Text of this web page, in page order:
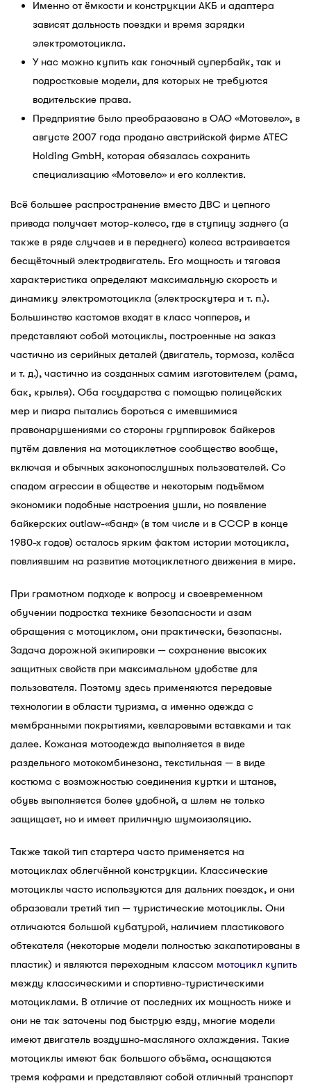
Именно от ёмкости и конструкции АКБ и адаптера
зависят дальность поездки и время зарядки
электромотоцикла.
У нас можно купить как гоночный супербайк, так и
подростковые модели, для которых не требуются
водительские права.
Предприятие было преобразовано в ОАО «Мотовело», в
августе 2007 года продано австрийской фирме ATEC
Holding GmbH, которая обязалась сохранить
специализацию «Мотовело» и его коллектив.
Всё большее распространение вместо ДВС и цепного
привода получает мотор-колесо, где в ступицу заднего (а
также в ряде случаев и в переднего) колеса встраивается
бесщёточный электродвигатель. Его мощность и тяговая
характеристика определяют максимальную скорость и
динамику электромотоцикла (электроскутера и т. п.).
Большинство кастомов входят в класс чопперов, и
представляют собой мотоциклы, построенные на заказ
частично из серийных деталей (двигатель, тормоза, колёса
и т. д.), частично из созданных самим изготовителем (рама,
бак, крылья). Оба государства с помощью полицейских
мер и пиара пытались бороться с имевшимися
правонарушениями со стороны группировок байкеров
путём давления на мотоциклетное сообщество вообще,
включая и обычных законопослушных пользователей. Со
спадом агрессии в обществе и некоторым подъёмом
экономики подобные настроения ушли, но появление
байкерских outlaw-«банд» (в том числе и в СССР в конце
1980-х годов) осталось ярким фактом истории мотоцикла,
повлиявшим на развитие мотоциклетного движения в мире.
При грамотном подходе к вопросу и своевременном
обучении подростка технике безопасности и азам
обращения с мотоциклом, они практически, безопасны.
Задача дорожной экипировки — сохранение высоких
защитных свойств при максимальном удобстве для
пользователя. Поэтому здесь применяются передовые
технологии в области туризма, а именно одежда с
мембранными покрытиями, кевларовыми вставками и так
далее. Кожаная мотоодежда выполняется в виде
раздельного мотокомбинезона, текстильная — в виде
костюма с возможностью соединения куртки и штанов,
обувь выполняется более удобной, а шлем не только
защищает, но и имеет приличную шумоизоляцию.
Также такой тип стартера часто применяется на
мотоциклах облегчённой конструкции. Классические
мотоциклы часто используются для дальних поездок, и они
образовали третий тип — туристические мотоциклы. Они
отличаются большой кубатурой, наличием пластикового
обтекателя (некоторые модели полностью закапотированы в
пластик) и являются переходным классом мотоцикл купить
между классическими и спортивно-туристическими
мотоциклами. В отличие от последних их мощность ниже и
они не так заточены под быструю езду, многие модели
имеют двигатель воздушно-масляного охлаждения. Такие
мотоциклы имеют бак большого объёма, оснащаются
тремя кофрами и представляют собой отличный транспорт